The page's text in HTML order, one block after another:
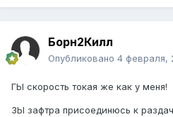
Борн2Килл
Опубликовано 4 февраля,
ГЫ скорость токая же как у меня!
ЗЫ зафтра присоединюсь к